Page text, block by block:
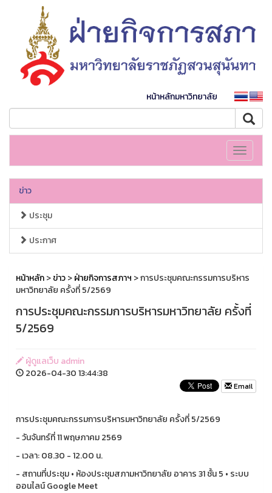
หน้าหลักมหาวิทยาลัย
Toggle
ข่าว
ประชุม
ประกาศ
หน้าหลัก>ข่าว>ฝ่ายกิจการสภาฯ > การประชุมคณะกรรมการบริหาร
มหาวิทยาลัย ครั้งที่ 5/2569
การประชุมคณะกรรมการบริหารมหาวิทยาลัย ครั้งที่
5/2569
ผู้ดูแลเว็บ admin
2026-04-30 13:44:38
Email
การประชุมคณะกรรมการบริหารมหาวิทยาลัย ครั้งที่ 5/2569
- วันจันทร์ที่ 11 พฤษภาคม 2569
- เวลา: 08.30 - 12.00 น.
- สถานที่ประชุม • ห้องประชุมสภามหาวิทยาลัย อาคาร 31 ชั้น 5 • ระบบ
ออนไลน์ Google Meet